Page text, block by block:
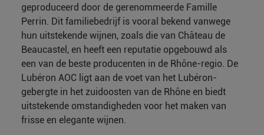
geproduceerd door de gerenommeerde Famille
Perrin. Dit familiebedrijf is vooral bekend vanwege
hun uitstekende wijnen, zoals die van Château de
Beaucastel, en heeft een reputatie opgebouwd als
een van de beste producenten in de Rhône-regio. De
Lubéron AOC ligt aan de voet van het Lubéron-
gebergte in het zuidoosten van de Rhône en biedt
uitstekende omstandigheden voor het maken van
frisse en elegante wijnen.